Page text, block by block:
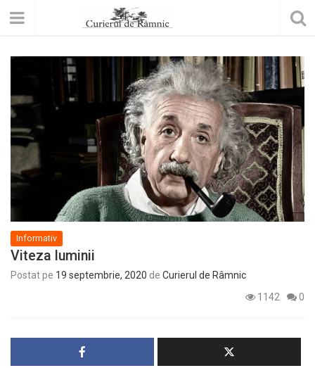
Informativ
Viteza luminii
Postat pe 19 septembrie, 2020 de Curierul de Râmnic
1142
0